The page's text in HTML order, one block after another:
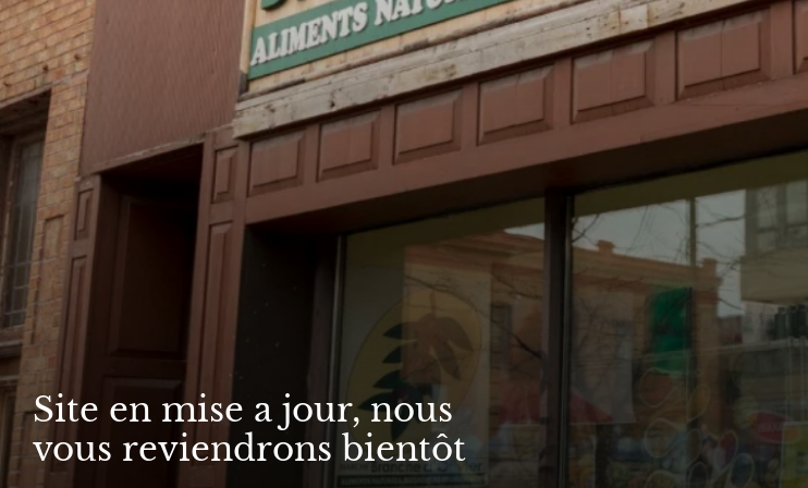
Site en mise a jour, nous
vous reviendrons bientôt